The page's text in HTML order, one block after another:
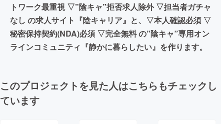
トワーク最重視 ▽”陰キャ”拒否求人除外 ▽担当者ガチャ
なし の求人サイト『陰キャリア』と、▽本人確認必須 ▽
秘密保持契約(NDA)必須 ▽完全無料 の”陰キャ”専用オン
ラインコミュニティ『静かに暮らしたい』を作ります。
このプロジェクトを見た人はこちらもチェックし
ています